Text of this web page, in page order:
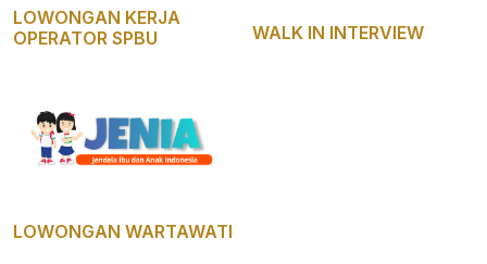
LOWONGAN KERJA
OPERATOR SPBU
WALK IN INTERVIEW
LOWONGAN WARTAWATI